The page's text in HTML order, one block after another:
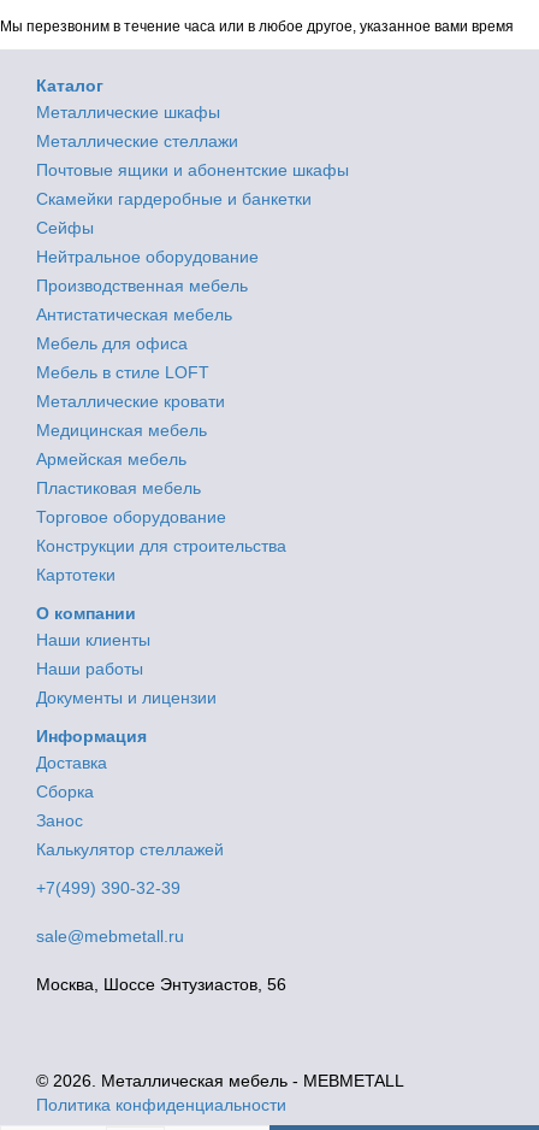
Мы перезвоним в течение часа или в любое другое, указанное вами время
Каталог
Металлические шкафы
Металлические стеллажи
Почтовые ящики и абонентские шкафы
Скамейки гардеробные и банкетки
Сейфы
Нейтральное оборудование
Производственная мебель
Антистатическая мебель
Мебель для офиса
Мебель в стиле LOFT
Металлические кровати
Медицинская мебель
Армейская мебель
Пластиковая мебель
Торговое оборудование
Конструкции для строительства
Картотеки
О компании
Наши клиенты
Наши работы
Документы и лицензии
Информация
Доставка
Сборка
Занос
Калькулятор стеллажей
+7(499) 390-32-39
sale@mebmetall.ru
Москва, Шоссе Энтузиастов, 56
© 2026. Металлическая мебель - MEBMETALL
Политика конфиденциальности